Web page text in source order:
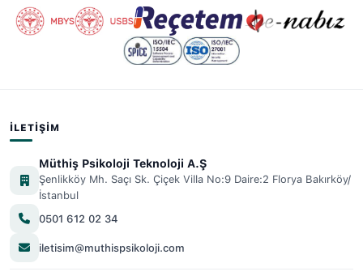
İLETIŞIM
Müthiş Psikoloji Teknoloji A.Ş
Şenlikköy Mh. Saçı Sk. Çiçek Villa No:9 Daire:2 Florya Bakırköy/
İstanbul
0501 612 02 34
iletisim@muthispsikoloji.com